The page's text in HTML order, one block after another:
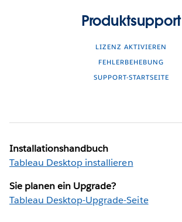
Produktsupport
LIZENZ AKTIVIEREN
FEHLERBEHEBUNG
SUPPORT-STARTSEITE
Installationshandbuch
Tableau Desktop installieren
Sie planen ein Upgrade?
Tableau Desktop-Upgrade-Seite